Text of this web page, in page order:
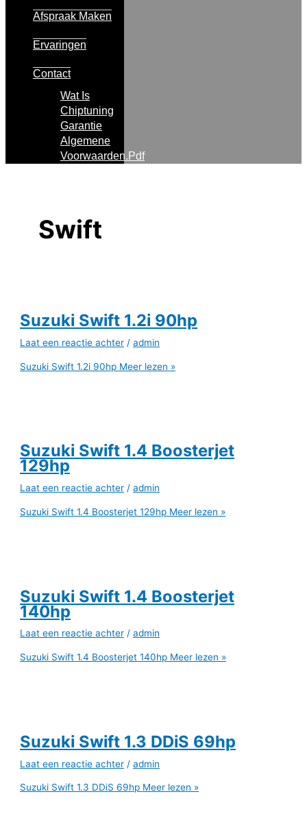
Afspraak Maken
Ervaringen
Contact
Wat Is
Chiptuning
Garantie
Algemene
Voorwaarden.pdf
Swift
Suzuki Swift 1.2i 90hp
Laat een reactie achter /admin
Suzuki Swift 1.2i 90hp Meer lezen »
Suzuki Swift 1.4 Boosterjet
129hp
Laat een reactie achter /admin
Suzuki Swift 1.4 Boosterjet 129hp Meer lezen »
Suzuki Swift 1.4 Boosterjet
140hp
Laat een reactie achter /admin
Suzuki Swift 1.4 Boosterjet 140hp Meer lezen »
Suzuki Swift 1.3 DDiS 69hp
Laat een reactie achter /admin
Suzuki Swift 1.3 DDiS 69hp Meer lezen »